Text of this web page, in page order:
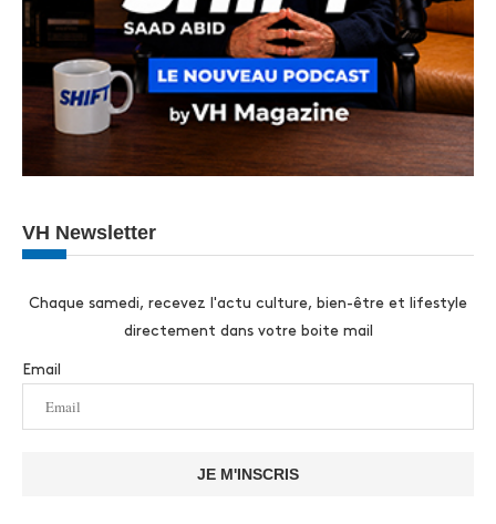
VH Newsletter
Chaque samedi, recevez l'actu culture, bien-être et lifestyle
directement dans votre boite mail
Email
JE M'INSCRIS